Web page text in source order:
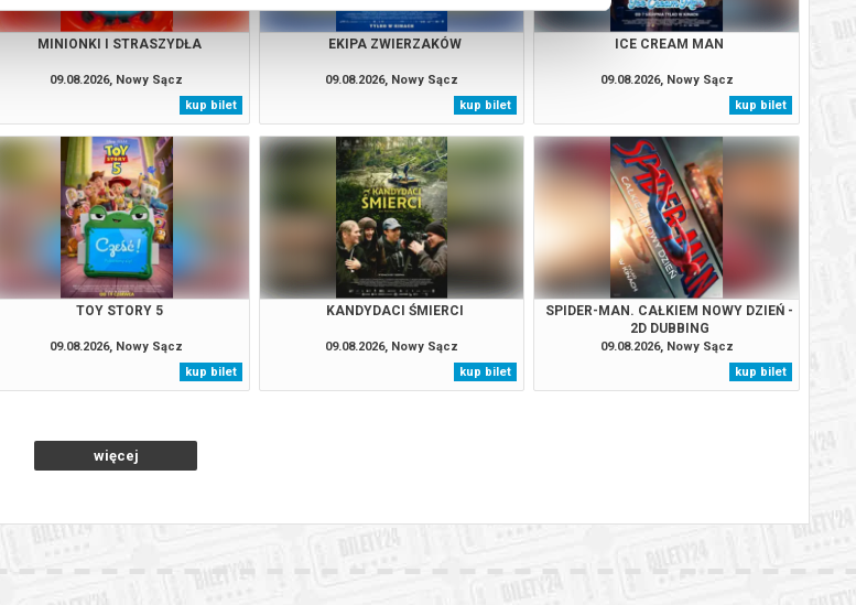
MINIONKI I STRASZYDŁA
09.08.2026, Nowy Sącz
kup bilet
EKIPA ZWIERZAKÓW
09.08.2026, Nowy Sącz
kup bilet
ICE CREAM MAN
09.08.2026, Nowy Sącz
kup bilet
TOY STORY 5
09.08.2026, Nowy Sącz
kup bilet
KANDYDACI ŚMIERCI
09.08.2026, Nowy Sącz
kup bilet
SPIDER-MAN. CAŁKIEM NOWY DZIEŃ -
2D DUBBING
09.08.2026, Nowy Sącz
kup bilet
więcej